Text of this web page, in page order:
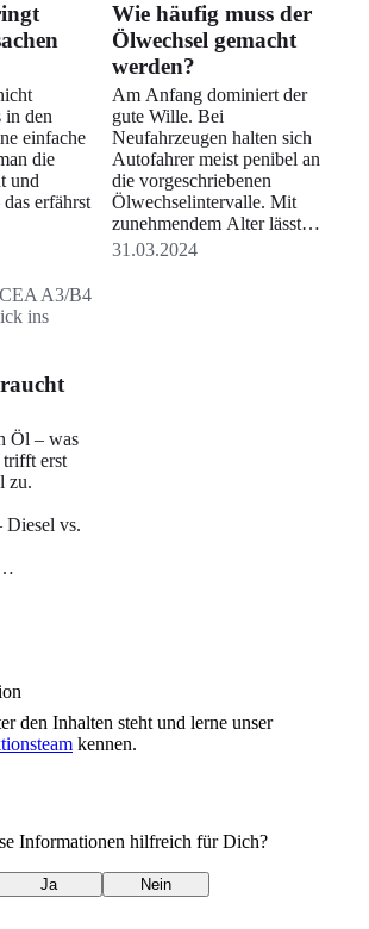
in den
einfache
die
und
erfährst
Wie häufig muss der
Ölwechsel gemacht
werden?
Am Anfang dominiert der
gute Wille. Bei
Neufahrzeugen halten sich
Autofahrer meist penibel an
die vorgeschriebenen
Ölwechselintervalle. Mit
zunehmendem Alter lässt
das oft nach. Dabei sorgt der
31.03.2024
A3/B4
ins
Öl – was
erst
zu.
Diesel vs.
aber
Auto?
den Inhalten steht und lerne unser
kennen.
Informationen hilfreich für Dich?
Ja Nein